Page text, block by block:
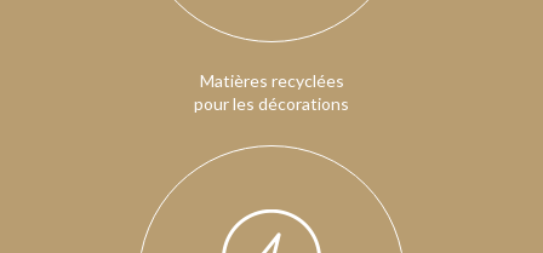
Matières recyclées
pour les décorations